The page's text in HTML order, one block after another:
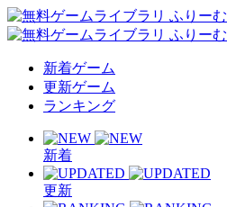
新着ゲーム
更新ゲーム
ランキング
新着
更新